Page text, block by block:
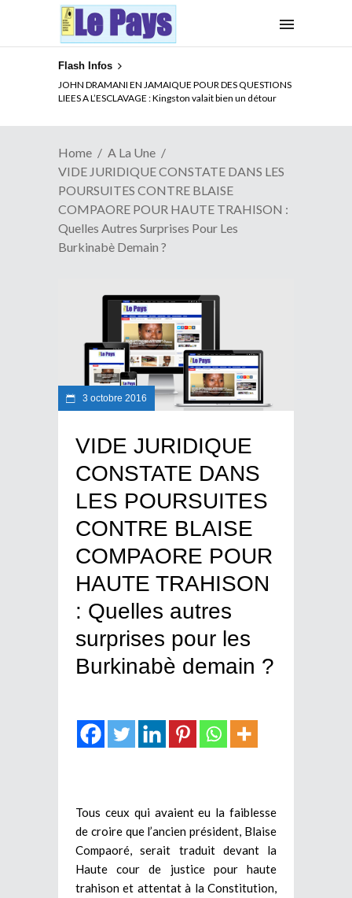
Flash Infos
JOHN DRAMANI EN JAMAIQUE POUR DES QUESTIONS
LIEES A L’ESCLAVAGE : Kingston valait bien un détour
ELECTION DE TALON A LA TETE DU SENAT BENINOIS :
Quand Patrice quitte le pouvoir sans partir !
Home
A La Une
VIDE JURIDIQUE CONSTATE DANS LES
POURSUITES CONTRE BLAISE
COMPAORE POUR HAUTE TRAHISON :
Quelles Autres Surprises Pour Les
Burkinabè Demain ?
3 octobre 2016
VIDE JURIDIQUE
CONSTATE DANS
LES POURSUITES
CONTRE BLAISE
COMPAORE POUR
HAUTE TRAHISON
: Quelles autres
surprises pour les
Burkinabè demain ?
Tous ceux qui avaient eu la faiblesse
de croire que l’ancien président, Blaise
Compaoré, serait traduit devant la
Haute cour de justice pour haute
trahison et attentat à la Constitution,